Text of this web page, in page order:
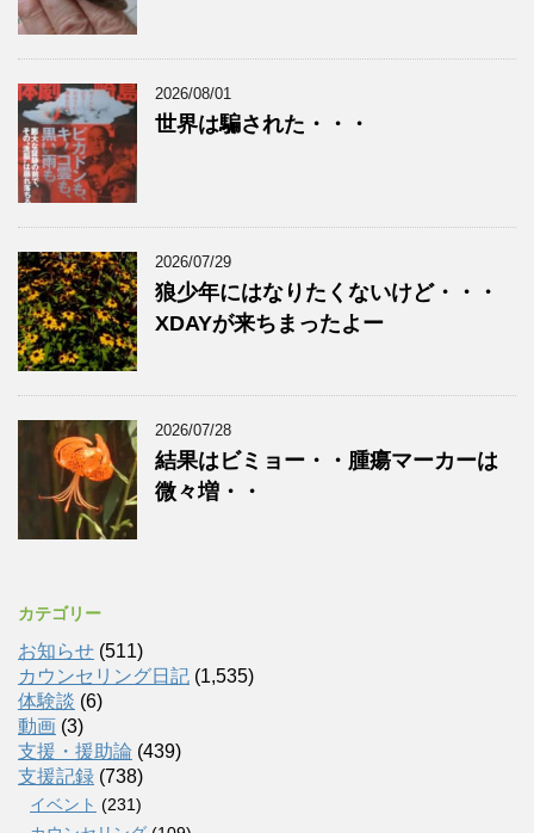
2026/08/01
世界は騙された・・・
2026/07/29
狼少年にはなりたくないけど・・・
XDAYが来ちまったよー
2026/07/28
結果はビミョー・・腫瘍マーカーは
微々増・・
カテゴリー
お知らせ (511)
カウンセリング日記 (1,535)
体験談 (6)
動画 (3)
支援・援助論 (439)
支援記録 (738)
イベント (231)